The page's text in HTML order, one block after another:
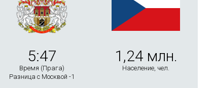
5:47
Время (Прага)
Разница с Москвой -1
1,24 млн.
Население, чел.